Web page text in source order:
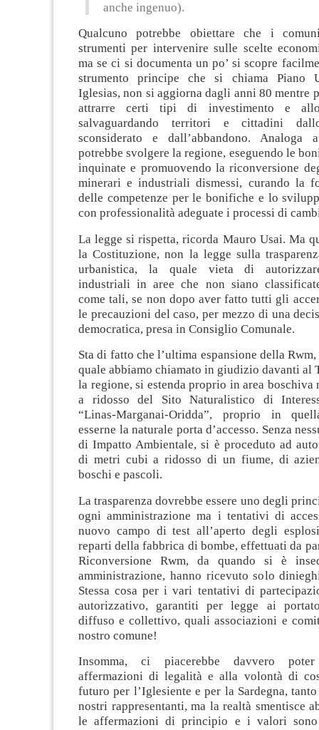
anche ingenuo).
Qualcuno potrebbe obiettare che i
strumenti per intervenire sulle scelte
ma se ci si documenta un po’ si scopre
strumento principe che si chiama Piano
Iglesias, non si aggiorna dagli anni 80 mentre
attrarre certi tipi di investimento e
salvaguardando territori e cittadini
sconsiderato e dall’abbandono. Analoga
potrebbe svolgere la regione, eseguendo le
inquinate e promuovendo la riconversione
minerari e industriali dismessi, curando la
delle competenze per le bonifiche e lo
con professionalità adeguate i processi di
La legge si rispetta, ricorda Mauro Usai. Ma
la Costituzione, non la legge sulla
urbanistica, la quale vieta di
industriali in aree che non siano
come tali, se non dopo aver fatto tutti gli
le precauzioni del caso, per mezzo di una
democratica, presa in Consiglio Comunale.
Sta di fatto che l’ultima espansione della
quale abbiamo chiamato in giudizio davanti al
la regione, si estenda proprio in area boschiva
a ridosso del Sito Naturalistico di
“Linas-Marganai-Oridda”, proprio in
esserne la naturale porta d’accesso. Senza
di Impatto Ambientale, si è proceduto ad
di metri cubi a ridosso di un fiume, di
boschi e pascoli.
La trasparenza dovrebbe essere uno degli
ogni amministrazione ma i tentativi di
nuovo campo di test all’aperto degli
reparti della fabbrica di bombe, effettuati da
Riconversione Rwm, da quando si è
amministrazione, hanno ricevuto solo
Stessa cosa per i vari tentativi di
autorizzativo, garantiti per legge ai
diffuso e collettivo, quali associazioni e
nostro comune!
Insomma, ci piacerebbe davvero
affermazioni di legalità e alla volontà di
futuro per l’Iglesiente e per la Sardegna,
nostri rappresentanti, ma la realtà smentisce
le affermazioni di principio e i valori sono